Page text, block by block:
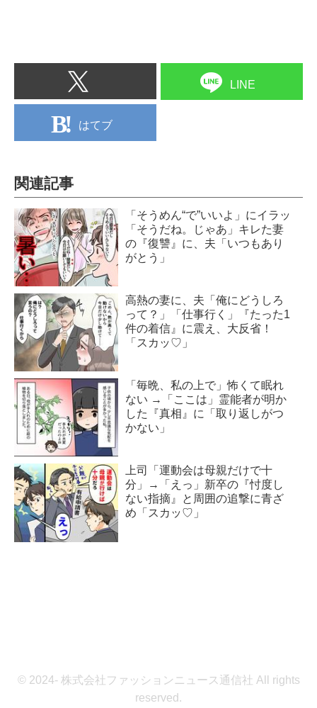
LINE
はてブ
関連記事
「そうめん“で”いいよ」にイラッ
「そうだね。じゃあ」キレた妻
の『復讐』に、夫「いつもあり
がとう」
高熱の妻に、夫「俺にどうしろ
って？」「仕事行く」『たった1
件の着信』に震え、大反省！
「スカッ♡」
「毎晩、私の上で」怖くて眠れ
ない →「ここは」霊能者が明か
した『真相』に「取り返しがつ
かない」
上司「運動会は母親だけで十
分」→「えっ」新卒の『忖度し
ない指摘』と周囲の追撃に青ざ
め「スカッ♡」
© 2024- 株式会社ファッションニュース通信社 All rights
reserved.